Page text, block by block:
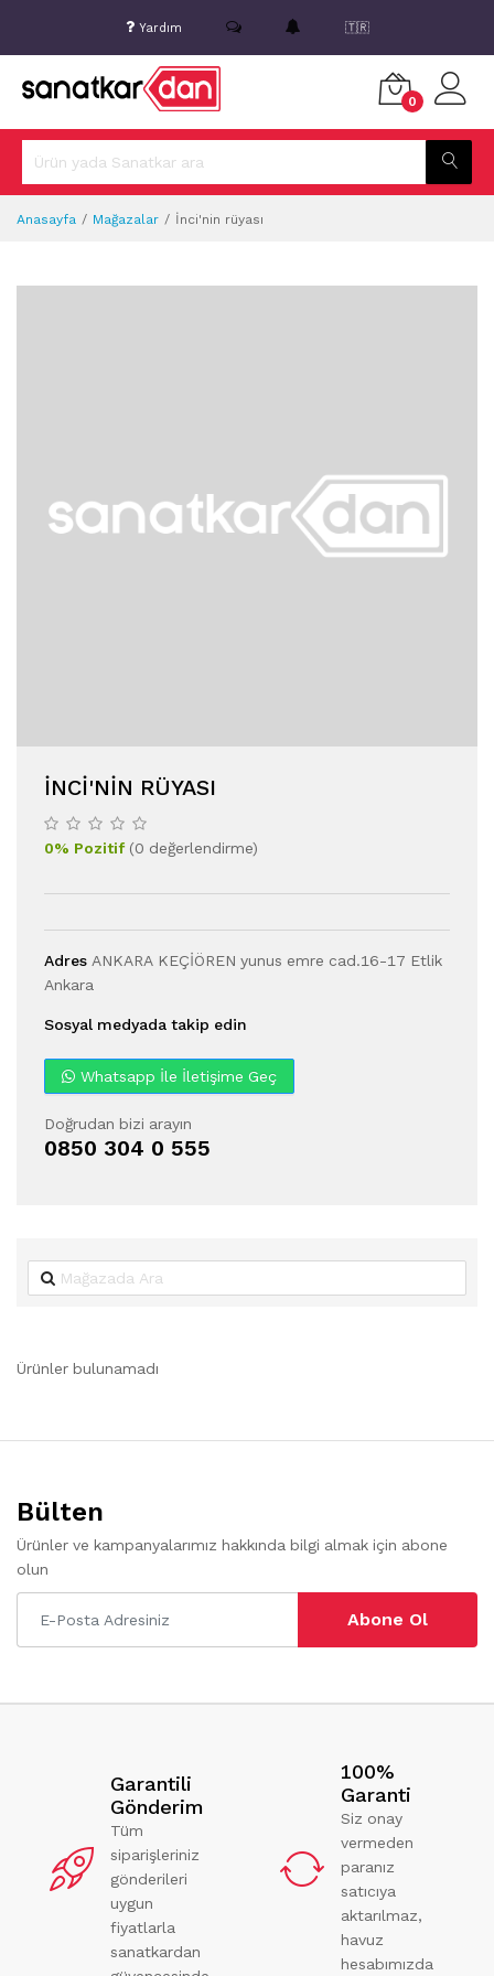
Yardım 🇹🇷
0
Anasayfa Mağazalar İnci'nin rüyası
İNCI'NIN RÜYASI
0% Pozitif(0 değerlendirme)
Adres ANKARA KEÇİÖREN yunus emre cad.16-17 Etlik
Ankara
Sosyal medyada takip edin
Whatsapp İle İletişime Geç
Doğrudan bizi arayın
0850 304 0 555
Ürünler bulunamadı
Bülten
Ürünler ve kampanyalarımız hakkında bilgi almak için abone
olun
Abone Ol
Garantili
Gönderim
Tüm
siparişleriniz
gönderileri
uygun
fiyatlarla
sanatkardan
100%
Garanti
Siz onay
vermeden
paranız
satıcıya
aktarılmaz,
havuz
hesabımızda